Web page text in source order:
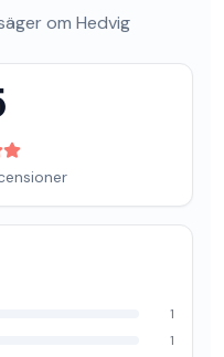
om Hedvig
1
1